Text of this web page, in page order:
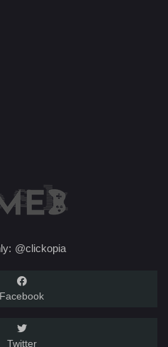
@clickopia
Facebook